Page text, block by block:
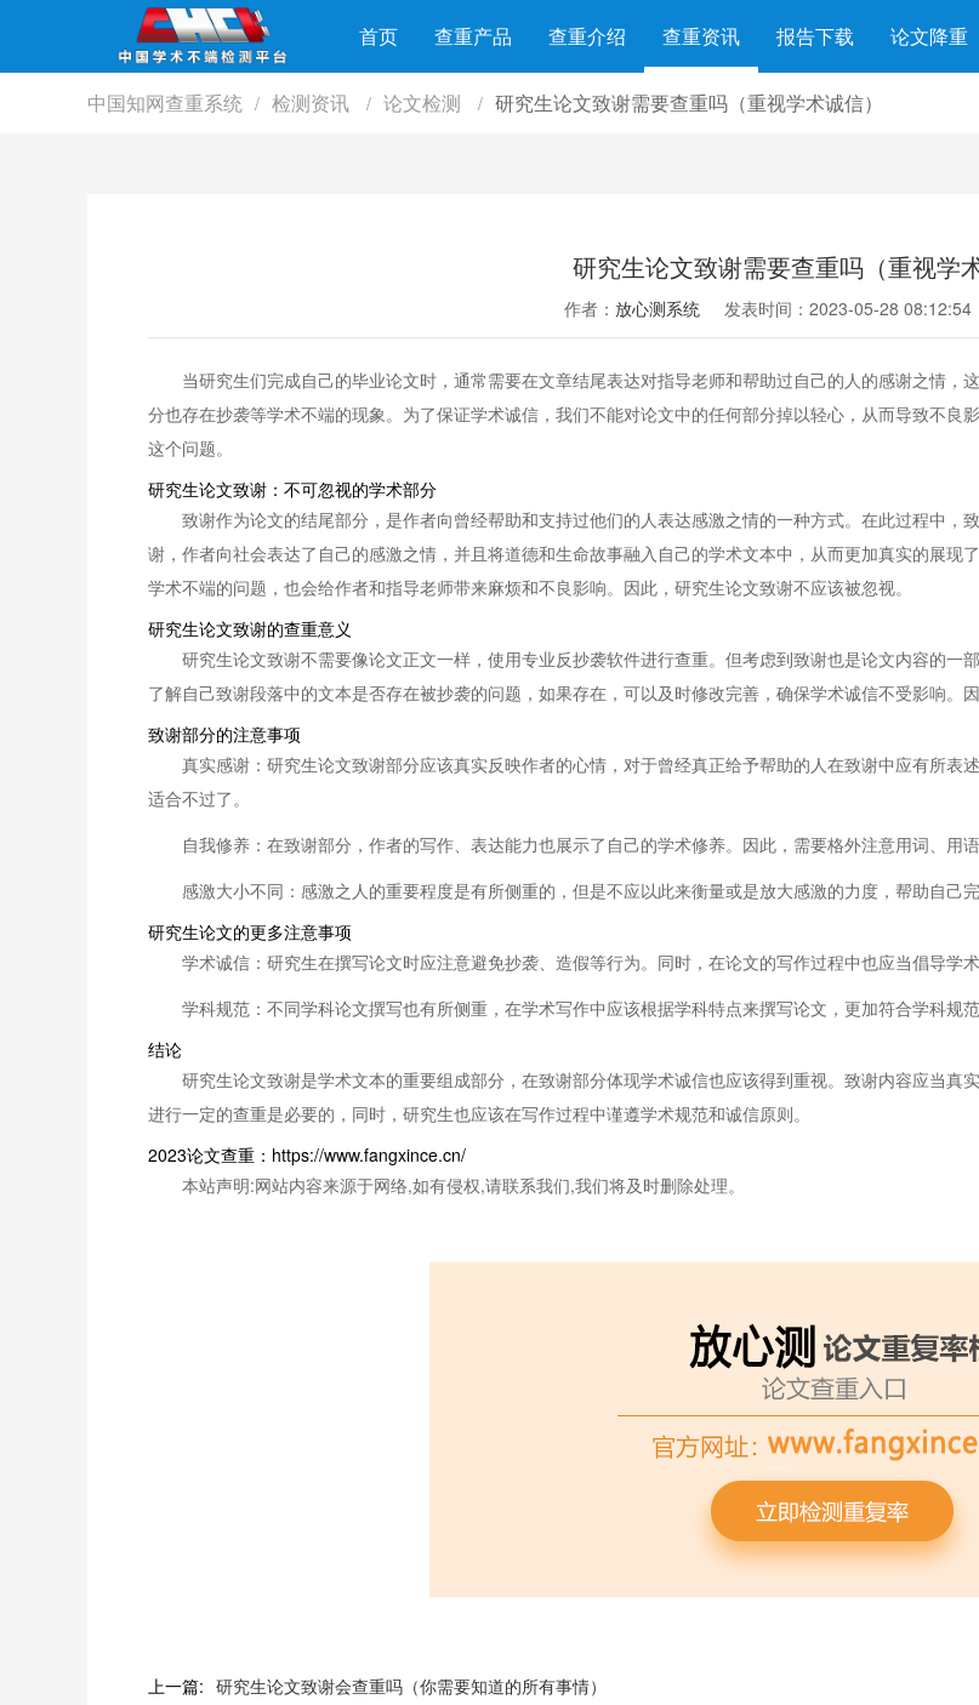
首页 查重产品 查重介绍 查重资讯 报告下载 论文降重
中国知网查重系统 / 检测资讯 / 论文检测 / 研究生论文致谢需要查重吗（重视学术诚信）
研究生论文致谢需要查重吗（重视学
作者： 放心测系统 发表时间：2023-05-28 08:12:54
当研究生们完成自己的毕业论文时，通常需要在文章结尾表达对指导老师和帮助过自己的人的感谢之情，
分也存在抄袭等学术不端的现象。为了保证学术诚信，我们不能对论文中的任何部分掉以轻心，从而导致不
这个问题。
研究生论文致谢：不可忽视的学术部分
致谢作为论文的结尾部分，是作者向曾经帮助和支持过他们的人表达感激之情的一种方式。在此过程中
谢，作者向社会表达了自己的感激之情，并且将道德和生命故事融入自己的学术文本中，从而更加真实的展
学术不端的问题，也会给作者和指导老师带来麻烦和不良影响。因此，研究生论文致谢不应该被忽视。
研究生论文致谢的查重意义
研究生论文致谢不需要像论文正文一样，使用专业反抄袭软件进行查重。但考虑到致谢也是论文内容的
了解自己致谢段落中的文本是否存在被抄袭的问题，如果存在，可以及时修改完善，确保学术诚信不受影响。
致谢部分的注意事项
真实感谢：研究生论文致谢部分应该真实反映作者的心情，对于曾经真正给予帮助的人在致谢中应有所
适合不过了。
自我修养：在致谢部分，作者的写作、表达能力也展示了自己的学术修养。因此，需要格外注意用词、用语
感激大小不同：感激之人的重要程度是有所侧重的，但是不应以此来衡量或是放大感激的力度，帮助自己
研究生论文的更多注意事项
学术诚信：研究生在撰写论文时应注意避免抄袭、造假等行为。同时，在论文的写作过程中也应当倡导学
学科规范：不同学科论文撰写也有所侧重，在学术写作中应该根据学科特点来撰写论文，更加符合学科规范
结论
研究生论文致谢是学术文本的重要组成部分，在致谢部分体现学术诚信也应该得到重视。致谢内容应当真
进行一定的查重是必要的，同时，研究生也应该在写作过程中谨遵学术规范和诚信原则。
2023论文查重：https://www.fangxince.cn/
本站声明:网站内容来源于网络,如有侵权,请联系我们,我们将及时删除处理。
上一篇: 研究生论文致谢会查重吗（你需要知道的所有事情）